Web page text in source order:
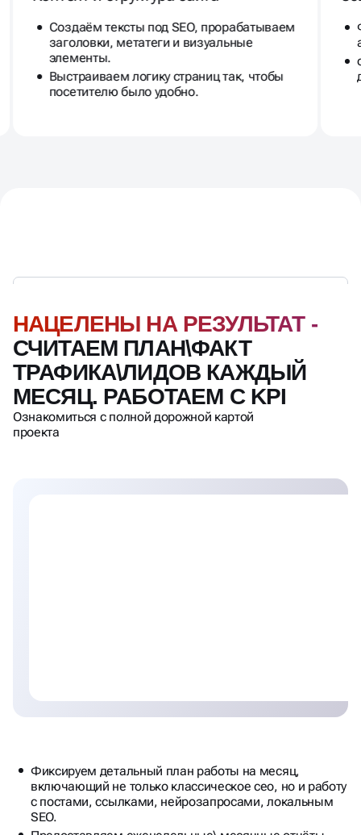
посетителю было удобно.
СЧИТАЕМ ПЛАН\ФАКТ
ТРАФИКА\ЛИДОВ КАЖДЫЙ
МЕСЯЦ. РАБОТАЕМ С KPI
Ознакомиться с полной дорожной картой
проекта
Предоставляем еженедельные\ месячные отчёты
с прозрачным списком работ
Делаем сотрудничество безопасным и приятным.